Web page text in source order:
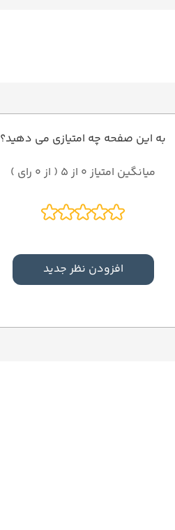
به این صفحه چه امتیازی می دهید؟
میانگین امتیاز 0 از 5 ( از 0 رای )
افزودن نظر جدید